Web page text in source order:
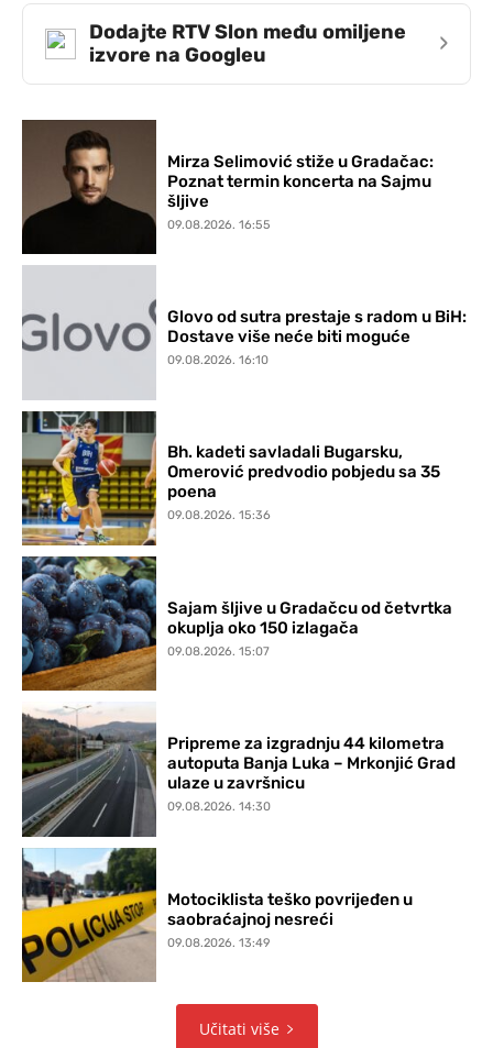
Dodajte RTV Slon među omiljene
izvore na Googleu
›
Mirza Selimović stiže u Gradačac:
Poznat termin koncerta na Sajmu
šljive
09.08.2026. 16:55
Glovo od sutra prestaje s radom u BiH:
Dostave više neće biti moguće
09.08.2026. 16:10
Bh. kadeti savladali Bugarsku,
Omerović predvodio pobjedu sa 35
poena
09.08.2026. 15:36
Sajam šljive u Gradačcu od četvrtka
okuplja oko 150 izlagača
09.08.2026. 15:07
Pripreme za izgradnju 44 kilometra
autoputa Banja Luka – Mrkonjić Grad
ulaze u završnicu
09.08.2026. 14:30
Motociklista teško povrijeđen u
saobraćajnoj nesreći
09.08.2026. 13:49
Učitati više